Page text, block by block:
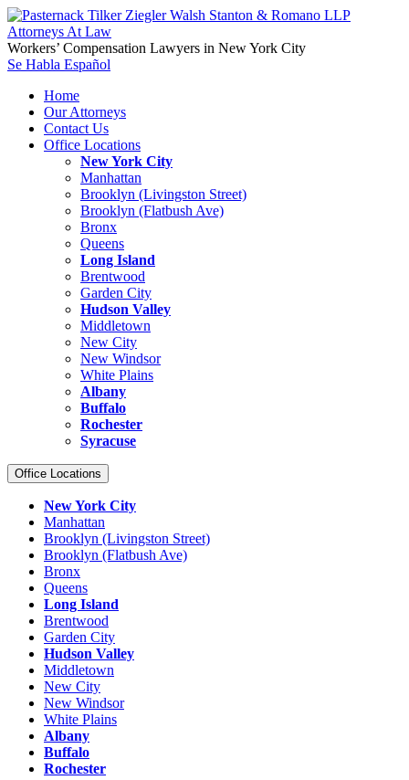
Workers’ Compensation Lawyers in New York City
Se Habla Español
Home
Our Attorneys
Contact Us
Office Locations
New York City
Manhattan
Brooklyn (Livingston Street)
Brooklyn (Flatbush Ave)
Bronx
Queens
Long Island
Brentwood
Garden City
Hudson Valley
Middletown
New City
New Windsor
White Plains
Albany
Buffalo
Rochester
Syracuse
Office Locations
New York City
Manhattan
Brooklyn (Livingston Street)
Brooklyn (Flatbush Ave)
Bronx
Queens
Long Island
Brentwood
Garden City
Hudson Valley
Middletown
New City
New Windsor
White Plains
Albany
Buffalo
Rochester